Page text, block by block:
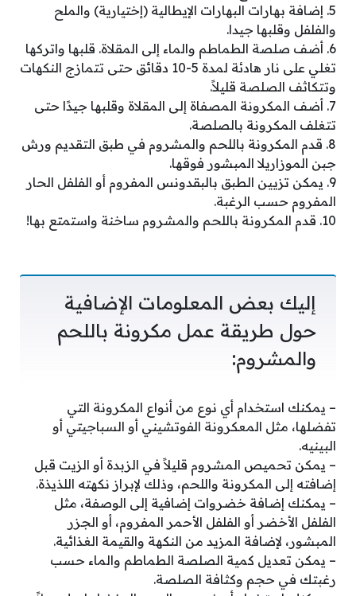
5. إضافة بهارات البهارات الإيطالية (إختيارية) والملح
والفلفل وقلبها جيدا.
6. أضف صلصة الطماطم والماء إلى المقلاة. قلبها واتركها
تغلي على نار هادئة لمدة 5-10 دقائق حتى تتمازج النكهات
وتتكاثف الصلصة قليلاً.
7. أضف المكرونة المصفاة إلى المقلاة وقلبها جيدًا حتى
تتغلف المكرونة بالصلصة.
8. قدم المكرونة باللحم والمشروم في طبق التقديم ورش
جبن الموزاريلا المبشور فوقها.
9. يمكن تزيين الطبق بالبقدونس المفروم أو الفلفل الحار
المفروم حسب الرغبة.
10. قدم المكرونة باللحم والمشروم ساخنة واستمتع بها!
إليك بعض المعلومات الإضافية
حول طريقة عمل مكرونة باللحم
والمشروم:
– يمكنك استخدام أي نوع من أنواع المكرونة التي
تفضلها، مثل المعكرونة الفوتشيني أو السباجيتي أو
البينيه.
– يمكن تحميص المشروم قليلاً في الزبدة أو الزيت قبل
إضافته إلى المكرونة واللحم، وذلك لإبراز نكهته اللذيذة.
– يمكنك إضافة خضروات إضافية إلى الوصفة، مثل
الفلفل الأخضر أو الفلفل الأحمر المفروم، أو الجزر
المبشور، لإضافة المزيد من النكهة والقيمة الغذائية.
– يمكن تعديل كمية الصلصة الطماطم والماء حسب
رغبتك في حجم وكثافة الصلصة.